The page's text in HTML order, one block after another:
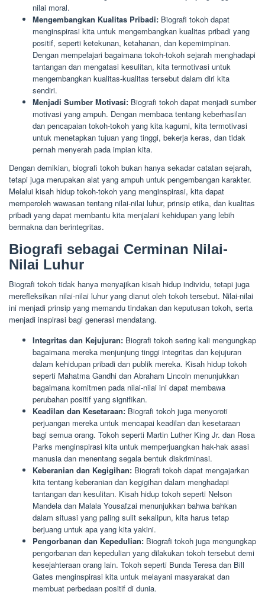
nilai moral.
Mengembangkan Kualitas Pribadi: Biografi tokoh dapat
menginspirasi kita untuk mengembangkan kualitas pribadi yang
positif, seperti ketekunan, ketahanan, dan kepemimpinan.
Dengan mempelajari bagaimana tokoh-tokoh sejarah menghadapi
tantangan dan mengatasi kesulitan, kita termotivasi untuk
mengembangkan kualitas-kualitas tersebut dalam diri kita
sendiri.
Menjadi Sumber Motivasi: Biografi tokoh dapat menjadi sumber
motivasi yang ampuh. Dengan membaca tentang keberhasilan
dan pencapaian tokoh-tokoh yang kita kagumi, kita termotivasi
untuk menetapkan tujuan yang tinggi, bekerja keras, dan tidak
pernah menyerah pada impian kita.
Dengan demikian, biografi tokoh bukan hanya sekadar catatan sejarah,
tetapi juga merupakan alat yang ampuh untuk pengembangan karakter.
Melalui kisah hidup tokoh-tokoh yang menginspirasi, kita dapat
memperoleh wawasan tentang nilai-nilai luhur, prinsip etika, dan kualitas
pribadi yang dapat membantu kita menjalani kehidupan yang lebih
bermakna dan berintegritas.
Biografi sebagai Cerminan Nilai-
Nilai Luhur
Biografi tokoh tidak hanya menyajikan kisah hidup individu, tetapi juga
merefleksikan nilai-nilai luhur yang dianut oleh tokoh tersebut. Nilai-nilai
ini menjadi prinsip yang memandu tindakan dan keputusan tokoh, serta
menjadi inspirasi bagi generasi mendatang.
Integritas dan Kejujuran: Biografi tokoh sering kali mengungkap
bagaimana mereka menjunjung tinggi integritas dan kejujuran
dalam kehidupan pribadi dan publik mereka. Kisah hidup tokoh
seperti Mahatma Gandhi dan Abraham Lincoln menunjukkan
bagaimana komitmen pada nilai-nilai ini dapat membawa
perubahan positif yang signifikan.
Keadilan dan Kesetaraan: Biografi tokoh juga menyoroti
perjuangan mereka untuk mencapai keadilan dan kesetaraan
bagi semua orang. Tokoh seperti Martin Luther King Jr. dan Rosa
Parks menginspirasi kita untuk memperjuangkan hak-hak asasi
manusia dan menentang segala bentuk diskriminasi.
Keberanian dan Kegigihan: Biografi tokoh dapat mengajarkan
kita tentang keberanian dan kegigihan dalam menghadapi
tantangan dan kesulitan. Kisah hidup tokoh seperti Nelson
Mandela dan Malala Yousafzai menunjukkan bahwa bahkan
dalam situasi yang paling sulit sekalipun, kita harus tetap
berjuang untuk apa yang kita yakini.
Pengorbanan dan Kepedulian: Biografi tokoh juga mengungkap
pengorbanan dan kepedulian yang dilakukan tokoh tersebut demi
kesejahteraan orang lain. Tokoh seperti Bunda Teresa dan Bill
Gates menginspirasi kita untuk melayani masyarakat dan
membuat perbedaan positif di dunia.